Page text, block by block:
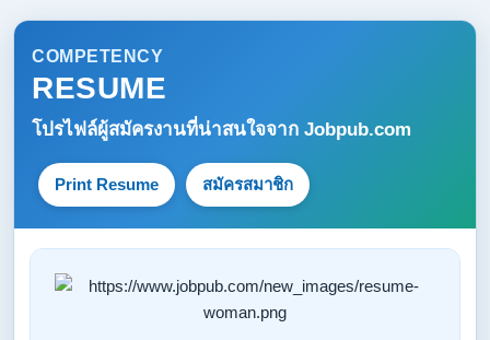
COMPETENCY
RESUME
โปรไฟล์ผู้สมัครงานที่น่าสนใจจาก Jobpub.com
Print Resume สมัครสมาชิก